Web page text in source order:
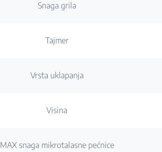
Snaga grila
Tajmer
Vrsta uklapanja
Visina
MAX snaga mikrotalasne pećnice